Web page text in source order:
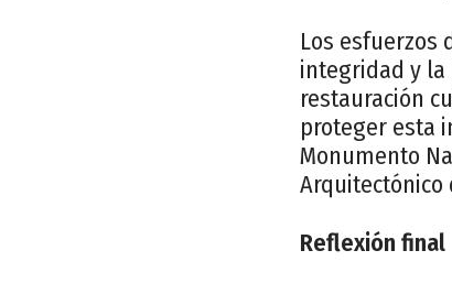
Los esfuerzos
integridad y la
restauración
proteger esta
Monumento
Arquitectónico
Reflexión final